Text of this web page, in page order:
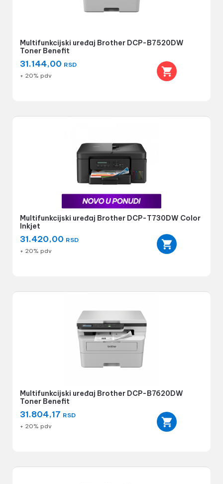
Multifunkcijski uređaj Brother DCP-B7520DW
Toner Benefit
31.144,00 RSD
+ 20% pdv
Multifunkcijski uređaj Brother DCP-T730DW Color
Inkjet
31.420,00 RSD
+ 20% pdv
Multifunkcijski uređaj Brother DCP-B7620DW
Toner Benefit
31.804,17 RSD
+ 20% pdv